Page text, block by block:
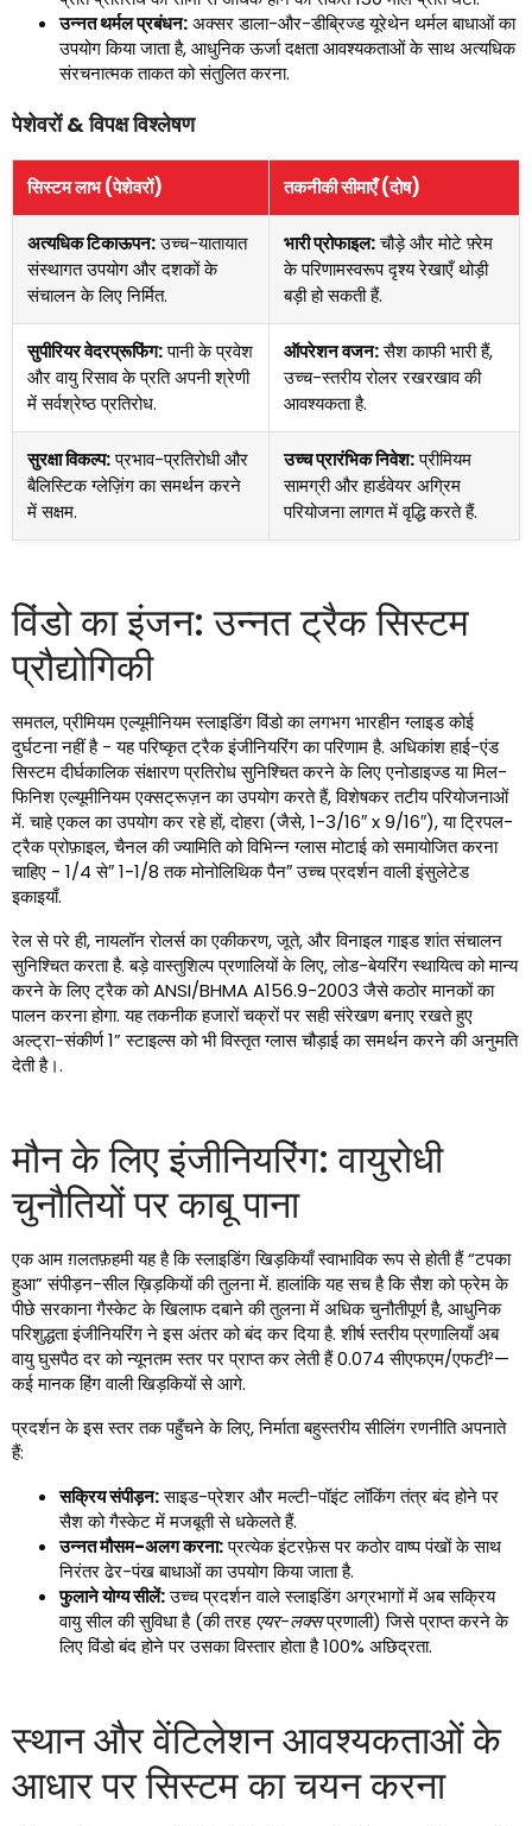
उन्नत थर्मल प्रबंधन:अक्सर डाला-और-डीब्रिज्ड यूरेथेन थर्मल बाधाओं का
उपयोग किया जाता है, आधुनिक ऊर्जा दक्षता आवश्यकताओं के साथ अत्यधिक
संरचनात्मक ताकत को संतुलित करना.
पेशेवरों & विपक्ष विश्लेषण
सिस्टम लाभ (पेशेवरों) तकनीकी सीमाएँ (दोष)
अत्यधिक टिकाऊपन:उच्च-यातायात
संस्थागत उपयोग और दशकों के
संचालन के लिए निर्मित.
भारी प्रोफाइल:चौड़े और मोटे फ़्रेम
के परिणामस्वरूप दृश्य रेखाएँ थोड़ी
बड़ी हो सकती हैं.
सुपीरियर वेदरप्रूफिंग:पानी के प्रवेश
और वायु रिसाव के प्रति अपनी श्रेणी
में सर्वश्रेष्ठ प्रतिरोध.
ऑपरेशन वजन:सैश काफी भारी हैं,
उच्च-स्तरीय रोलर रखरखाव की
आवश्यकता है.
सुरक्षा विकल्प:प्रभाव-प्रतिरोधी और
बैलिस्टिक ग्लेज़िंग का समर्थन करने
में सक्षम.
उच्च प्रारंभिक निवेश:प्रीमियम
सामग्री और हार्डवेयर अग्रिम
परियोजना लागत में वृद्धि करते हैं.
विंडो का इंजन: उन्नत ट्रैक सिस्टम
प्रौद्योगिकी
समतल, प्रीमियम एल्यूमीनियम स्लाइडिंग विंडो का लगभग भारहीन ग्लाइड कोई
दुर्घटना नहीं है - यह परिष्कृत ट्रैक इंजीनियरिंग का परिणाम है. अधिकांश हाई-एंड
सिस्टम दीर्घकालिक संक्षारण प्रतिरोध सुनिश्चित करने के लिए एनोडाइज्ड या मिल-
फिनिश एल्यूमीनियम एक्सट्रूज़न का उपयोग करते हैं, विशेषकर तटीय परियोजनाओं
में. चाहे एकल का उपयोग कर रहे हों, दोहरा (जैसे, 1-3/16″ x 9/16″), या ट्रिपल-
ट्रैक प्रोफ़ाइल, चैनल की ज्यामिति को विभिन्न ग्लास मोटाई को समायोजित करना
चाहिए - 1/4 से″ 1-1/8 तक मोनोलिथिक पैन″ उच्च प्रदर्शन वाली इंसुलेटेड
इकाइयाँ.
रेल से परे ही, नायलॉन रोलर्स का एकीकरण, जूते, और विनाइल गाइड शांत संचालन
सुनिश्चित करता है. बड़े वास्तुशिल्प प्रणालियों के लिए, लोड-बेयरिंग स्थायित्व को मान्य
करने के लिए ट्रैक को ANSI/BHMA A156.9-2003 जैसे कठोर मानकों का
पालन करना होगा. यह तकनीक हजारों चक्रों पर सही संरेखण बनाए रखते हुए
अल्ट्रा-संकीर्ण 1” स्टाइल्स को भी विस्तृत ग्लास चौड़ाई का समर्थन करने की अनुमति
देती है।.
मौन के लिए इंजीनियरिंग: वायुरोधी
चुनौतियों पर काबू पाना
एक आम ग़लतफ़हमी यह है कि स्लाइडिंग खिड़कियाँ स्वाभाविक रूप से होती हैं “टपका
हुआ” संपीड़न-सील ख़िड़कियों की तुलना में. हालांकि यह सच है कि सैश को फ्रेम के
पीछे सरकाना गैस्केट के खिलाफ दबाने की तुलना में अधिक चुनौतीपूर्ण है, आधुनिक
परिशुद्धता इंजीनियरिंग ने इस अंतर को बंद कर दिया है. शीर्ष स्तरीय प्रणालियाँ अब
वायु घुसपैठ दर को न्यूनतम स्तर पर प्राप्त कर लेती हैं 0.074 सीएफएम/एफटी²—
कई मानक हिंग वाली खिड़कियों से आगे.
प्रदर्शन के इस स्तर तक पहुँचने के लिए, निर्माता बहुस्तरीय सीलिंग रणनीति अपनाते
हैं:
सक्रिय संपीड़न:साइड-प्रेशर और मल्टी-पॉइंट लॉकिंग तंत्र बंद होने पर
सैश को गैस्केट में मजबूती से धकेलते हैं.
उन्नत मौसम-अलग करना:प्रत्येक इंटरफ़ेस पर कठोर वाष्प पंखों के साथ
निरंतर ढेर-पंख बाधाओं का उपयोग किया जाता है.
फुलाने योग्य सीलें:उच्च प्रदर्शन वाले स्लाइडिंग अग्रभागों में अब सक्रिय
वायु सील की सुविधा है (की तरहएयर-लक्सप्रणाली) जिसे प्राप्त करने के
लिए विंडो बंद होने पर उसका विस्तार होता है 100% अछिद्रता.
स्थान और वेंटिलेशन आवश्यकताओं के
आधार पर सिस्टम का चयन करना